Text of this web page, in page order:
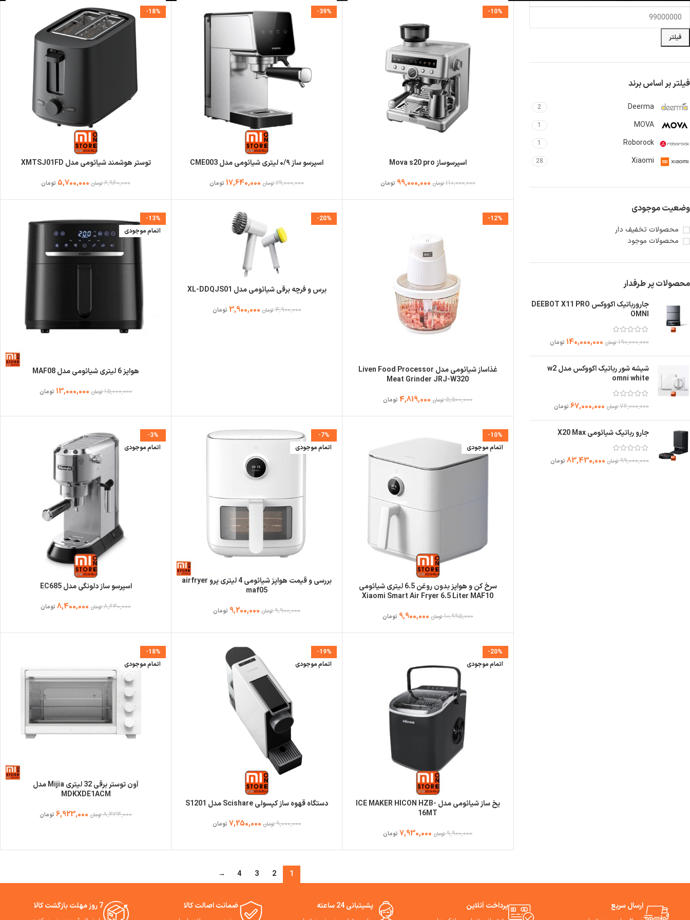
فیلتر
فیلتر بر اساس برند
Deerma
2
MOVA
1
Roborock
1
Xiaomi
28
وضعیت موجودی
محصولات تخفیف دار
محصولات موجود
محصولات پر طرفدار
جارورباتیک اکووکس DEEBOT X11 PRO
OMNI
190,000,000 تومان 140,000,000 تومان
شیشه شور رباتیک اکووکس مدل w2
omni white
76,000,000 تومان 67,000,000 تومان
جارو رباتیک شیائومی X20 Max
99,000,000 تومان 83,430,000 تومان
-10%
اسپرسوساز Mova s20 pro
110,000,000 تومان 99,000,000 تومان
-39%
اسپرسو ساز ۰/۹ لیتری شیائومی مدل CME003
29,000,000 تومان 17,640,000 تومان
-18%
توستر هوشمند شیائومی مدل XMTSJ01FD
6,960,000 تومان 5,700,000 تومان
-12%
غذاساز شیائومی مدل Liven Food Processor
Meat Grinder JRJ-W320
5,500,000 تومان 4,819,000 تومان
-20%
برس و فرچه برقی شیائومی مدل XL-DDQJS01
4,900,000 تومان 3,900,000 تومان
-13%
اتمام موجودی
هواپز 6 لیتری شیائومی مدل MAF08
15,000,000 تومان 13,000,000 تومان
-10%
اتمام موجودی
سرخ کن و هواپز بدون روغن 6.5 لیتری شیائومی
Xiaomi Smart Air Fryer 6.5 Liter MAF10
10,995,000 تومان 9,900,000 تومان
-7%
اتمام موجودی
بررسی و قیمت هواپز شیائومی 4 لیتری پرو airfryer
maf05
9,900,000 تومان 9,200,000 تومان
-3%
اتمام موجودی
اسپرسو ساز دلونگی مدل EC685
8,640,000 تومان 8,400,000 تومان
-20%
اتمام موجودی
یخ ساز شیائومی مدل ICE MAKER HICON HZB-
16MT
9,900,000 تومان 7,930,000 تومان
-19%
اتمام موجودی
دستگاه قهوه ساز کپسولی Scishare مدل S1201
9,000,000 تومان 7,250,000 تومان
-18%
اتمام موجودی
آون توستر برقی 32 لیتری Mijia مدل
MDKXDE1ACM
8,434,000 تومان 6,923,000 تومان
1
2
3
4
→
ارسال سریع
پرداخت آنلاین
پشیتبانی 24 ساعته
ضمانت اصالت کالا
7 روز مهلت بازگشت کالا